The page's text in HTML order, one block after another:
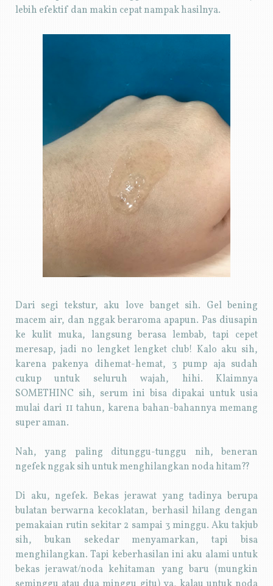
lebih efektif dan makin cepat nampak hasilnya.
Dari segi tekstur, aku love banget sih. Gel bening
macem air, dan nggak beraroma apapun. Pas diusapin
ke kulit muka, langsung berasa lembab, tapi cepet
meresap, jadi no lengket lengket club! Kalo aku sih,
karena pakenya dihemat-hemat, 3 pump aja sudah
cukup untuk seluruh wajah, hihi. Klaimnya
SOMETHINC sih, serum ini bisa dipakai untuk usia
mulai dari 11 tahun, karena bahan-bahannya memang
super aman.
Nah, yang paling ditunggu-tunggu nih, beneran
ngefek nggak sih untuk menghilangkan noda hitam??
Di aku, ngefek. Bekas jerawat yang tadinya berupa
bulatan berwarna kecoklatan, berhasil hilang dengan
pemakaian rutin sekitar 2 sampai 3 minggu. Aku takjub
sih, bukan sekedar menyamarkan, tapi bisa
menghilangkan. Tapi keberhasilan ini aku alami untuk
bekas jerawat/noda kehitaman yang baru (mungkin